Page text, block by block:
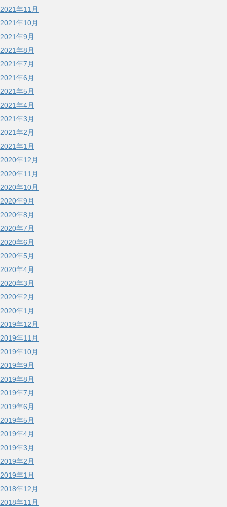
2021年11月
2021年10月
2021年9月
2021年8月
2021年7月
2021年6月
2021年5月
2021年4月
2021年3月
2021年2月
2021年1月
2020年12月
2020年11月
2020年10月
2020年9月
2020年8月
2020年7月
2020年6月
2020年5月
2020年4月
2020年3月
2020年2月
2020年1月
2019年12月
2019年11月
2019年10月
2019年9月
2019年8月
2019年7月
2019年6月
2019年5月
2019年4月
2019年3月
2019年2月
2019年1月
2018年12月
2018年11月